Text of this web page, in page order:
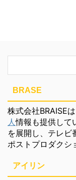
BRASE
株式会社BRAISEは
人情報も提供して
を展開し、テレビ
ポストプロダクシ
アイリン